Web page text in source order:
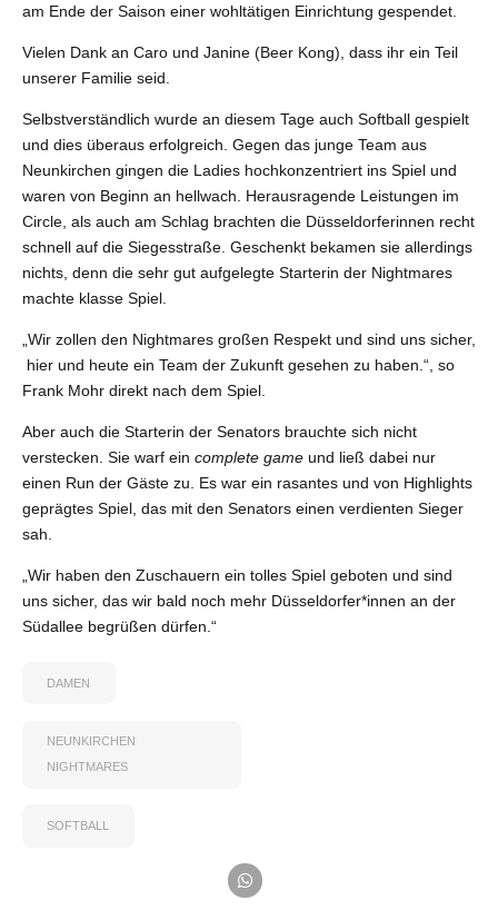
am Ende der Saison einer wohltätigen Einrichtung gespendet.
Vielen Dank an Caro und Janine (Beer Kong), dass ihr ein Teil
unserer Familie seid.
Selbstverständlich wurde an diesem Tage auch Softball gespielt
und dies überaus erfolgreich. Gegen das junge Team aus
Neunkirchen gingen die Ladies hochkonzentriert ins Spiel und
waren von Beginn an hellwach. Herausragende Leistungen im
Circle, als auch am Schlag brachten die Düsseldorferinnen recht
schnell auf die Siegesstraße. Geschenkt bekamen sie allerdings
nichts, denn die sehr gut aufgelegte Starterin der Nightmares
machte klasse Spiel.
„Wir zollen den Nightmares großen Respekt und sind uns sicher,
hier und heute ein Team der Zukunft gesehen zu haben.“, so
Frank Mohr direkt nach dem Spiel.
Aber auch die Starterin der Senators brauchte sich nicht
verstecken. Sie warf ein complete game und ließ dabei nur
einen Run der Gäste zu. Es war ein rasantes und von Highlights
geprägtes Spiel, das mit den Senators einen verdienten Sieger
sah.
„Wir haben den Zuschauern ein tolles Spiel geboten und sind
uns sicher, das wir bald noch mehr Düsseldorfer*innen an der
Südallee begrüßen dürfen.“
DAMEN
NEUNKIRCHEN
NIGHTMARES
SOFTBALL